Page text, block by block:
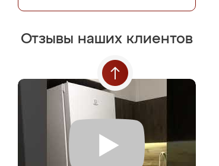
Отзывы наших клиентов